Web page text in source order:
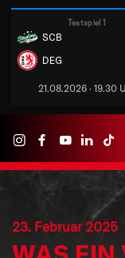
Testspiel 1
SCB
DEG
21.08.2026 · 19.30
23. Februar 2025